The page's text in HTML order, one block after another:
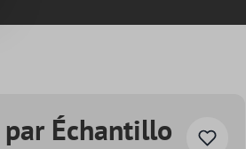
Échantillo